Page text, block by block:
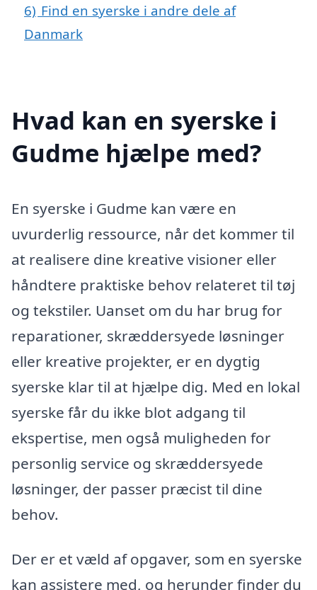
6) Find en syerske i andre dele af
Danmark
Hvad kan en syerske i
Gudme hjælpe med?
En syerske i Gudme kan være en
uvurderlig ressource, når det kommer til
at realisere dine kreative visioner eller
håndtere praktiske behov relateret til tøj
og tekstiler. Uanset om du har brug for
reparationer, skræddersyede løsninger
eller kreative projekter, er en dygtig
syerske klar til at hjælpe dig. Med en lokal
syerske får du ikke blot adgang til
ekspertise, men også muligheden for
personlig service og skræddersyede
løsninger, der passer præcist til dine
behov.
Der er et væld af opgaver, som en syerske
kan assistere med, og herunder finder du